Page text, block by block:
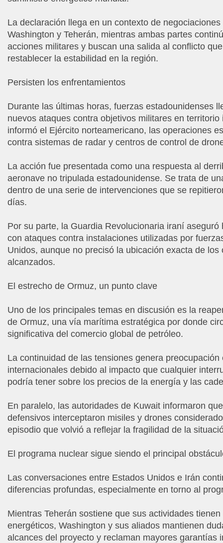
La declaración llega en un contexto de
Washington y Teherán, mientras ambas partes
acciones militares y buscan una salida al conflicto
restablecer la estabilidad en la región.
Persisten los enfrentamientos
Durante las últimas horas, fuerzas estadounidenses
nuevos ataques contra objetivos militares en territorio
informó el Ejército norteamericano, las operaciones
contra sistemas de radar y centros de control de
La acción fue presentada como una respuesta al
aeronave no tripulada estadounidense. Se trata de
dentro de una serie de intervenciones que se
días.
Por su parte, la Guardia Revolucionaria iraní aseguró
con ataques contra instalaciones utilizadas por
Unidos, aunque no precisó la ubicación exacta de los
alcanzados.
El estrecho de Ormuz, un punto clave
Uno de los principales temas en discusión es la
de Ormuz, una vía marítima estratégica por donde
significativa del comercio global de petróleo.
La continuidad de las tensiones genera preocupación
internacionales debido al impacto que cualquier
podría tener sobre los precios de la energía y las
En paralelo, las autoridades de Kuwait informaron
defensivos interceptaron misiles y drones
episodio que volvió a reflejar la fragilidad de la
El programa nuclear sigue siendo el principal
Las conversaciones entre Estados Unidos e Irán
diferencias profundas, especialmente en torno al
Mientras Teherán sostiene que sus actividades
energéticos, Washington y sus aliados mantienen
alcances del proyecto y reclaman mayores garantías